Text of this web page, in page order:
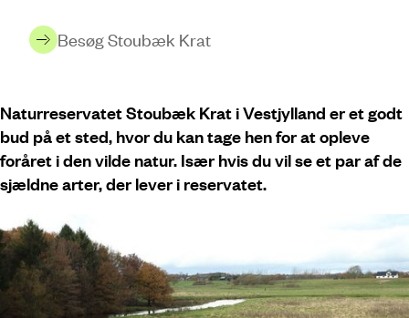
Besøg Stoubæk Krat
Naturreservatet Stoubæk Krat i Vestjylland er et godt
bud på et sted, hvor du kan tage hen for at opleve
foråret i den vilde natur. Især hvis du vil se et par af de
sjældne arter, der lever i reservatet.